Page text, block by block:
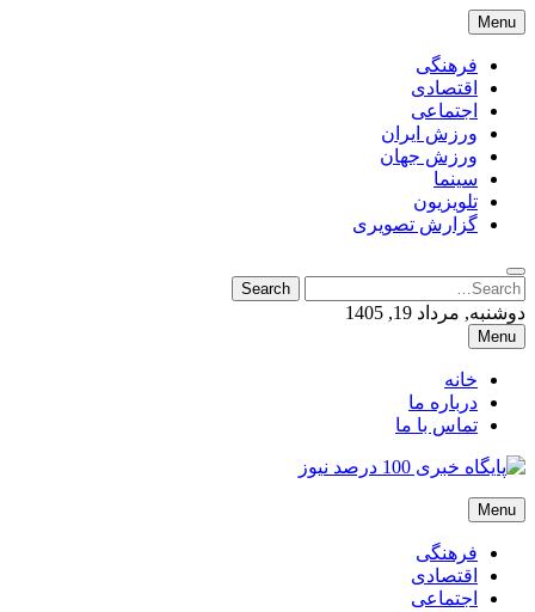
Skip
to
content
Menu
فرهنگی
اقتصادی
اجتماعی
ورزش ایران
ورزش جهان
سینما
تلویزیون
گزارش تصویری
Search
for:
Search
دوشنبه, مرداد 19, 1405
Menu
خانه
درباره ما
تماس با ما
پایگاه خبری 100 درصد نیوز
پایگاه خبری 100 درصد نیوز
Menu
فرهنگی
اقتصادی
اجتماعی